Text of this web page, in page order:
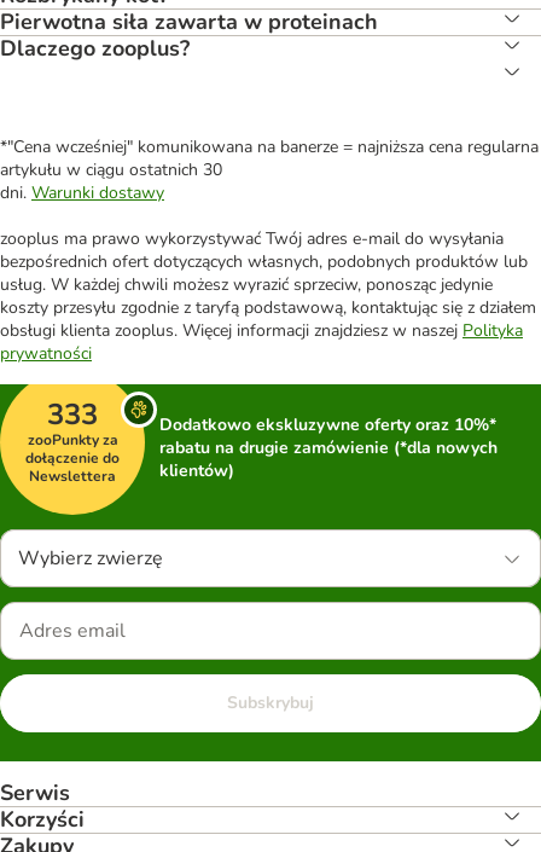
Pierwotna siła zawarta w proteinach
Dlaczego zooplus?
*"Cena wcześniej" komunikowana na banerze = najniższa cena regularna
artykułu w ciągu ostatnich 30
dni. Warunki dostawy
zooplus ma prawo wykorzystywać Twój adres e-mail do wysyłania
bezpośrednich ofert dotyczących własnych, podobnych produktów lub
usług. W każdej chwili możesz wyrazić sprzeciw, ponosząc jedynie
koszty przesyłu zgodnie z taryfą podstawową, kontaktując się z działem
obsługi klienta zooplus. Więcej informacji znajdziesz w naszej Polityka
prywatności
333
zooPunkty za
dołączenie do
Newslettera
Dodatkowo ekskluzywne oferty oraz 10%*
rabatu na drugie zamówienie (*dla nowych
klientów)
Wybierz zwierzę
Subskrybuj
Serwis
Korzyści